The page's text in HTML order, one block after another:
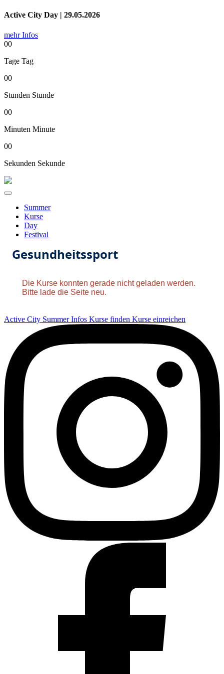
Active City Day | 29.05.2026
mehr Infos
00
Tage Tag
00
Stunden Stunde
00
Minuten Minute
00
Sekunden Sekunde
Summer
Kurse
Day
Festival
Gesundheitssport
Die Kurse konnten gerade nicht geladen werden.
Bitte lade die Seite neu.
Active City SummerInfos Kurse finden Kurse einreichen